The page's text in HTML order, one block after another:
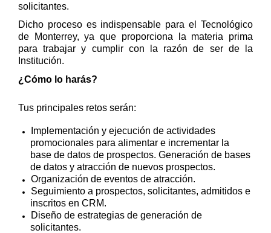
solicitantes.
Dicho proceso es indispensable para el Tecnológico
de Monterrey, ya que proporciona la materia prima
para trabajar y cumplir con la razón de ser de la
Institución.
¿Cómo lo harás?
Tus principales retos serán:
Implementación y ejecución de actividades
promocionales para alimentar e incrementar la
base de datos de prospectos. Generación de bases
de datos y atracción de nuevos prospectos.
Organización de eventos de atracción.
Seguimiento a prospectos, solicitantes, admitidos e
inscritos en CRM.
Diseño de estrategias de generación de
solicitantes.